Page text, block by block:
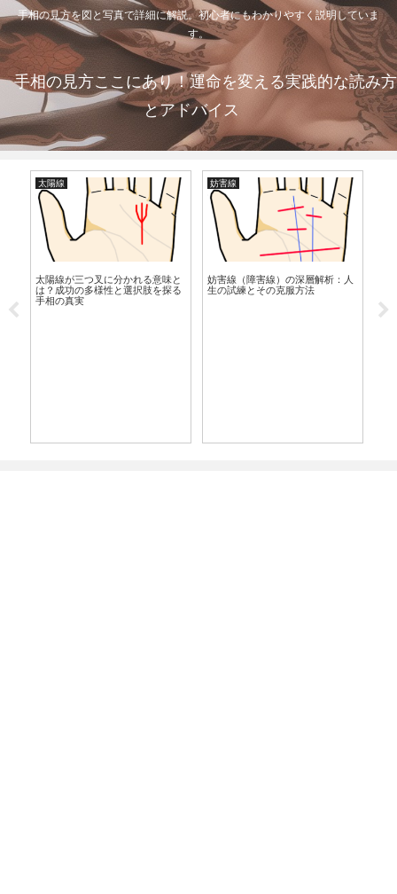
手相の見方を図と写真で詳細に解説。初心者にもわかりやすく説明していま
す。
手相の見方ここにあり！運命を変える実践的な読み方
とアドバイス
太陽線
太陽線が三つ叉に分かれる意味と
は？成功の多様性と選択肢を探る
手相の真実
妨害線
妨害線（障害線）の深層解析：人
生の試練とその克服方法